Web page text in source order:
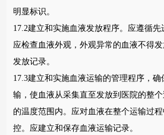
明显标识。
17.2建立和实施血液发放程序。应遵循
应检查血液外观，外观异常的血液不得
发放记录。
17.3建立和实施血液运输的管理程序，
输，使血液从采集直至发放到医院的整
的温度范围内。应对血液在整个运输过
控。应建立和保存血液运输记录。